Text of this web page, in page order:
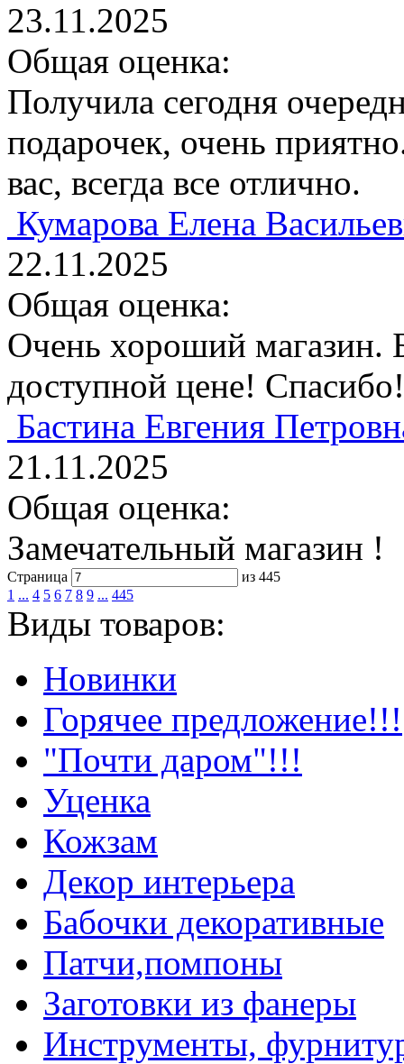
23.11.2025
Общая оценка:
Получила сегодня
подарочек, очень
вас, всегда все отлично.
Кумарова Елена
22.11.2025
Общая оценка:
Очень хороший магазин.
доступной цене! Спасибо!
Бастина Евгения
21.11.2025
Общая оценка:
Замечательный магазин !
Cтраница
из 445
1 ... 4 5 6 7 8 9 ... 445
Виды товаров:
Новинки
Горячее предложение!!!
"Почти даром"!!!
Уценка
Кожзам
Декор интерьера
Бабочки декоративные
Патчи,помпоны
Заготовки из фанеры
Инструменты,